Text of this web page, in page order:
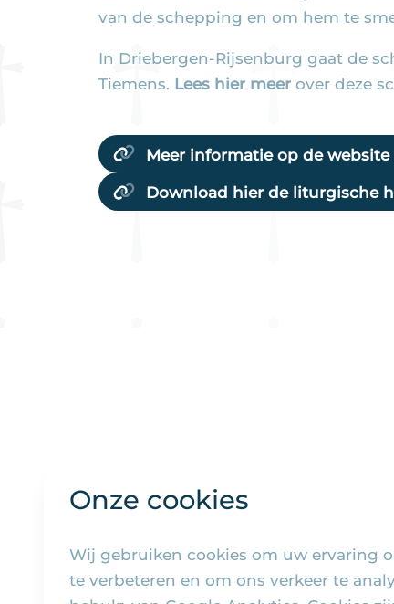
Onze cookies
Wij gebruiken cookies om uw ervaring
te verbeteren en om ons verkeer te
van de schepping en om hem te
In Driebergen-Rijsenburg gaat de
Tiemens. Lees hier meer over deze
Meer informatie op de website
Download hier de liturgische